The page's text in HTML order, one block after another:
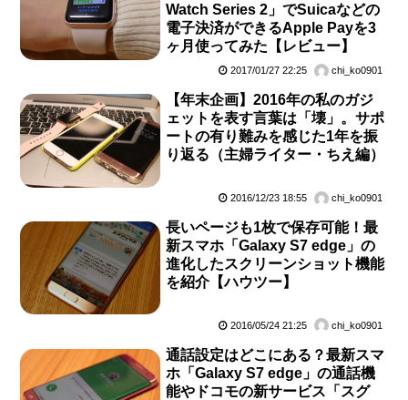
Watch Series 2」でSuicaなどの
電子決済ができるApple Payを3
ヶ月使ってみた【レビュー】
2017/01/27 22:25 chi_ko0901
【年末企画】2016年の私のガジ
ェットを表す言葉は「壊」。サポ
ートの有り難みを感じた1年を振
り返る（主婦ライター・ちえ編）
2016/12/23 18:55 chi_ko0901
長いページも1枚で保存可能！最
新スマホ「Galaxy S7 edge」の
進化したスクリーンショット機能
を紹介【ハウツー】
2016/05/24 21:25 chi_ko0901
通話設定はどこにある？最新スマ
ホ「Galaxy S7 edge」の通話機
能やドコモの新サービス「スグ